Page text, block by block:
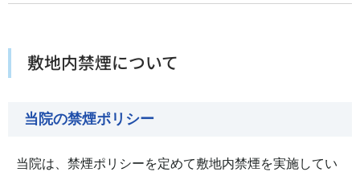
敷地内禁煙について
当院の禁煙ポリシー
当院は、禁煙ポリシーを定めて敷地内禁煙を実施してい